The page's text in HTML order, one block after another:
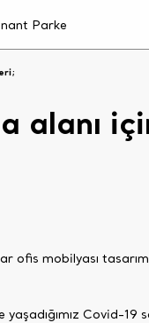
alanı
ofis mobilyası
Covid-19